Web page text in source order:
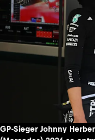
GP-Sieger Johnny